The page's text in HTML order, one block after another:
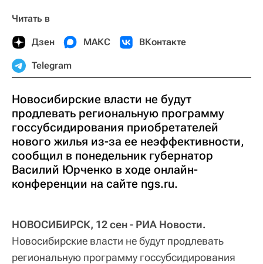
Читать в
Дзен МАКС ВКонтакте
Telegram
Новосибирские власти не будут
продлевать региональную программу
госсубсидирования приобретателей
нового жилья из-за ее неэффективности,
сообщил в понедельник губернатор
Василий Юрченко в ходе онлайн-
конференции на сайте ngs.ru.
НОВОСИБИРСК, 12 сен - РИА Новости.
Новосибирские власти не будут продлевать
региональную программу госсубсидирования